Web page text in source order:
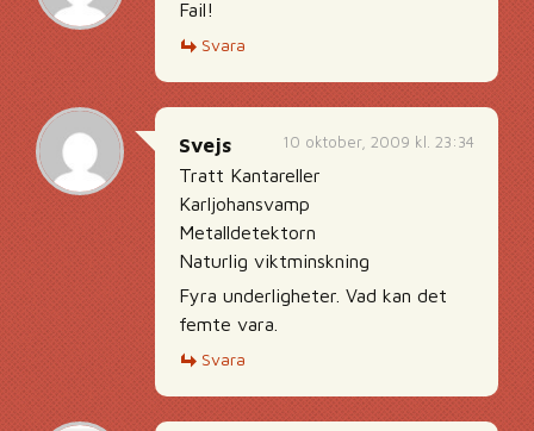
Fail!
Svara
10 oktober, 2009 kl. 23:34
Svejs
Tratt Kantareller
Karljohansvamp
Metalldetektorn
Naturlig viktminskning
Fyra underligheter. Vad kan det
femte vara.
Svara